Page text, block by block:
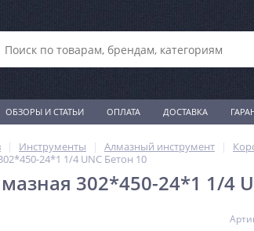
ОБЗОРЫ И СТАТЬИ ОПЛАТА ДОСТАВКА
Инструменты Алмазный инструмент
24*1 1/4 UNC Бетон 10
302*450-24*1 1/4